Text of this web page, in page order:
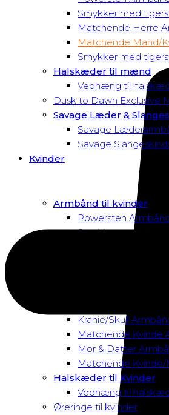
Smykker med
Matchende Herre
Matchende Mand/
Smykker med
Halskæder til mænd
Vedhæng til
Dusk to Dawn Exclusive
Savage Læder &
Savage
Savage
Kvinder
Armbånd til kvinder
Powersten
Smykker med
Kranie/Skull
Matchende Kvinde
Mor & Datter
Matchende
Halskæder til Kvinder
Vedhæng til
Øreringe til kvinder